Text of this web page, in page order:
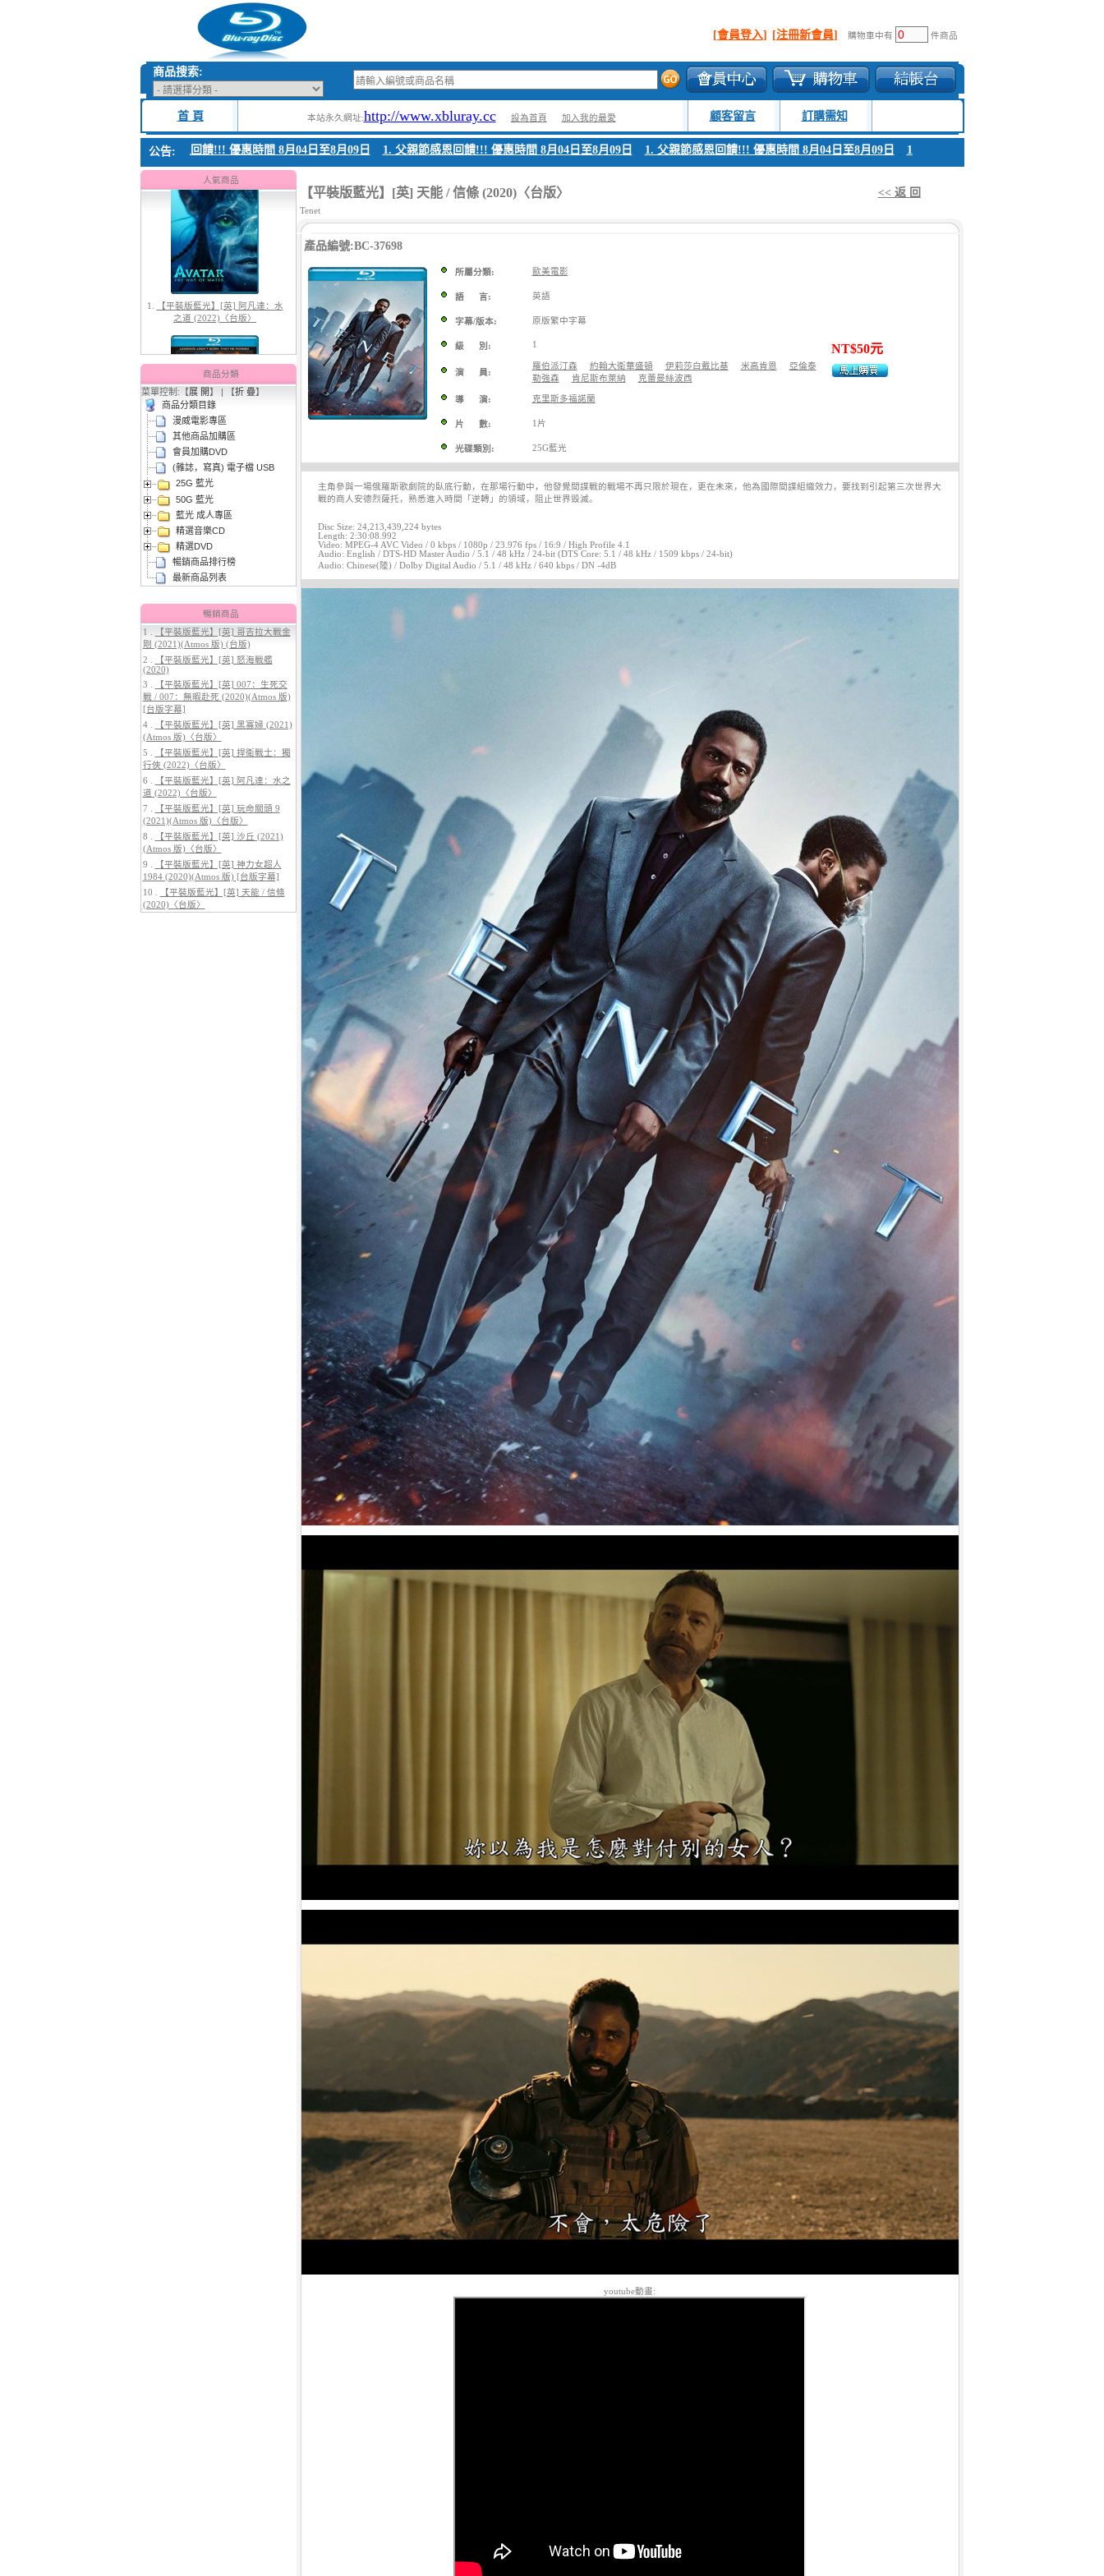
[會員登入] [注冊新會員] 購物車中有 件商品
商品搜索:
首 頁 本站永久網址:http://www.xbluray.cc 設為首頁 加入我的最愛 顧客留言 訂購需知
公告:
1. 父親節感恩回饋!!! 優惠時間 8月04日至8月09日 1. 父親節感恩回饋!!! 優惠時間 8月04日至8月09日 1. 父親節感恩回饋!!! 優惠時間 8月04日至8月09日 1. 父親節感恩回饋!!! 優惠時間 8月04日至8
人氣商品
1.【平裝版藍光】[英] 阿凡達：水
之道 (2022)〈台版〉
【平裝版藍光】[英] 太空超人
(2026)[台版字幕]
3. 【平裝版藍光】[英] 曼達洛人與
古古 (2026)[台版字幕]
4.【平裝版藍光】[英] 穿著PRADA
的惡魔 2 (2026)[台版字幕]
【平裝版藍光】[英] 阿凡達3：火
與燼 (2025)(Atmos 版)〈台版〉
商品分類
菜單控制:【展 開】 | 【折 疊】
商品分類目錄
漫威電影專區
其他商品加購區
會員加購DVD
(雜誌，寫真) 電子檔 USB
25G 藍光
50G 藍光
藍光 成人專區
精選音樂CD
精選DVD
暢銷商品排行榜
最新商品列表
暢銷商品
1 .
【平裝版藍光】[英] 哥吉拉大戰金
剛 (2021)(Atmos 版) (台版)
2 .
【平裝版藍光】[英] 怒海戰艦
(2020)
3 .
【平裝版藍光】[英] 007：生死交
戰 / 007：無暇赴死 (2020)(Atmos 版)
[台版字幕]
4 .
【平裝版藍光】[英] 黑寡婦 (2021)
(Atmos 版)〈台版〉
5 .
【平裝版藍光】[英] 捍衛戰士：獨
行俠 (2022)〈台版〉
6 .
【平裝版藍光】[英] 阿凡達：水之
道 (2022)〈台版〉
7 .
【平裝版藍光】[英] 玩命關頭 9
(2021)(Atmos 版)〈台版〉
8 .
【平裝版藍光】[英] 沙丘 (2021)
(Atmos 版)〈台版〉
9 .
【平裝版藍光】[英] 神力女超人
1984 (2020)(Atmos 版) [台版字幕]
10 .
【平裝版藍光】[英] 天能 / 信條
(2020)〈台版〉
【平裝版藍光】[英] 天能 / 信條 (2020)〈台版〉 << 返 回
Tenet
產品編號:BC-37698
所屬分類: 歐美電影
語 言: 英語
字幕/版本: 原版繁中字幕
級 別: 1
演 員:
羅伯派汀森 約翰大衛華盛頓 伊莉莎白戴比基 米高肯恩
亞倫泰
勒強森
肯尼斯布萊納 克蕾曼絲波西
導 演: 克里斯多福諾蘭
片 數: 1片
光碟類別: 25G藍光
NT$50元
主角參與一場俄羅斯歌劇院的臥底行動，在那場行動中，他發覺間諜戰的戰場不再只限於現在，更在未來，他為國際間諜組織效力，要找到引起第三次世界大
戰的商人安德烈薩托，熟悉進入時間「逆轉」的領域，阻止世界毀滅。
Disc Size: 24,213,439,224 bytes
Length: 2:30:08.992
Video: MPEG-4 AVC Video / 0 kbps / 1080p / 23.976 fps / 16:9 / High Profile 4.1
Audio: English / DTS-HD Master Audio / 5.1 / 48 kHz / 24-bit (DTS Core: 5.1 / 48 kHz / 1509 kbps / 24-bit)
Audio: Chinese(陸) / Dolby Digital Audio / 5.1 / 48 kHz / 640 kbps / DN -4dB
youtube動畫: